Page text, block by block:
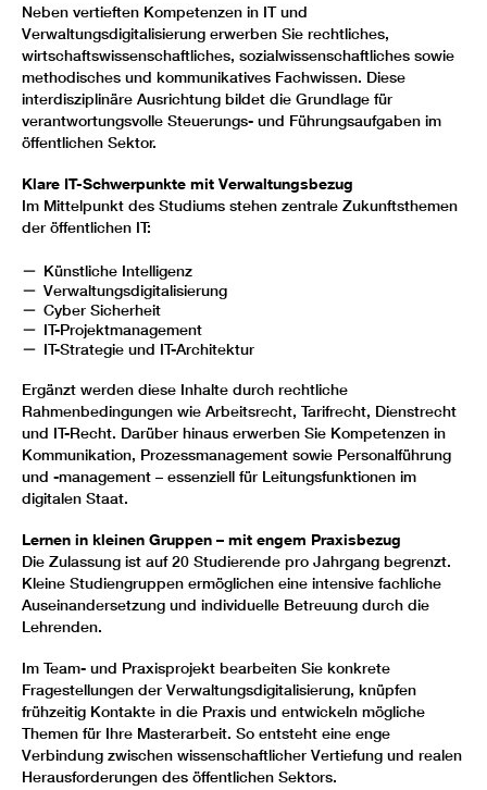
Neben vertieften Kompetenzen in IT und
Verwaltungsdigitalisierung erwerben Sie rechtliches,
wirtschaftswissenschaftliches, sozialwissenschaftliches sowie
methodisches und kommunikatives Fachwissen. Diese
interdisziplinäre Ausrichtung bildet die Grundlage für
verantwortungsvolle Steuerungs- und Führungsaufgaben im
öffentlichen Sektor.
Klare IT-Schwerpunkte mit Verwaltungsbezug
Im Mittelpunkt des Studiums stehen zentrale Zukunftsthemen
der öffentlichen IT:
Künstliche Intelligenz
Verwaltungsdigitalisierung
Cyber Sicherheit
IT-Projektmanagement
IT-Strategie und IT-Architektur
Ergänzt werden diese Inhalte durch rechtliche
Rahmenbedingungen wie Arbeitsrecht, Tarifrecht, Dienstrecht
und IT-Recht. Darüber hinaus erwerben Sie Kompetenzen in
Kommunikation, Prozessmanagement sowie Personalführung
und -management – essenziell für Leitungsfunktionen im
digitalen Staat.
Lernen in kleinen Gruppen – mit engem Praxisbezug
Die Zulassung ist auf 20 Studierende pro Jahrgang begrenzt.
Kleine Studiengruppen ermöglichen eine intensive fachliche
Auseinandersetzung und individuelle Betreuung durch die
Lehrenden.
Im Team- und Praxisprojekt bearbeiten Sie konkrete
Fragestellungen der Verwaltungsdigitalisierung, knüpfen
frühzeitig Kontakte in die Praxis und entwickeln mögliche
Themen für Ihre Masterarbeit. So entsteht eine enge
Verbindung zwischen wissenschaftlicher Vertiefung und realen
Herausforderungen des öffentlichen Sektors.